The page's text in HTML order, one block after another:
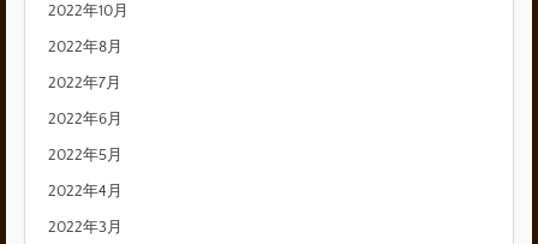
2022年10月
2022年8月
2022年7月
2022年6月
2022年5月
2022年4月
2022年3月